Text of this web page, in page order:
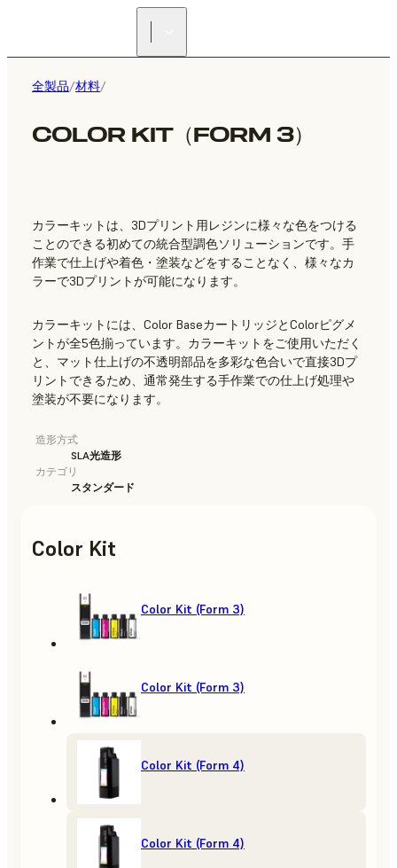
全製品/材料/
COLOR KIT（FORM 3）
カラーキットは、3Dプリント用レジンに様々な色をつける
ことのできる初めての統合型調色ソリューションです。手
作業で仕上げや着色・塗装などをすることなく、様々なカ
ラーで3Dプリントが可能になります。
カラーキットには、Color BaseカートリッジとColorピグメ
ントが全5色揃っています。カラーキットをご使用いただく
と、マット仕上げの不透明部品を多彩な色合いで直接3Dプ
リントできるため、通常発生する手作業での仕上げ処理や
塗装が不要になります。
造形方式
SLA光造形
カテゴリ
スタンダード
Color Kit
Color Kit (Form 3)
Color Kit (Form 3)
Color Kit (Form 4)
Color Kit (Form 4)